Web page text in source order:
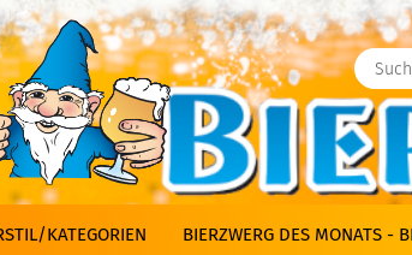
KATEGORIEN BIERZWERG DES MONATS -